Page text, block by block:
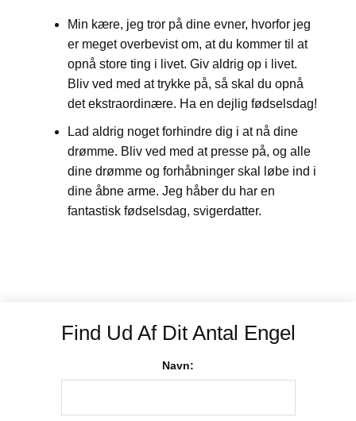
Min kære, jeg tror på dine evner, hvorfor jeg
er meget overbevist om, at du kommer til at
opnå store ting i livet. Giv aldrig op i livet.
Bliv ved med at trykke på, så skal du opnå
det ekstraordinære. Ha en dejlig fødselsdag!
Lad aldrig noget forhindre dig i at nå dine
drømme. Bliv ved med at presse på, og alle
dine drømme og forhåbninger skal løbe ind i
dine åbne arme. Jeg håber du har en
fantastisk fødselsdag, svigerdatter.
Find Ud Af Dit Antal Engel
Navn: